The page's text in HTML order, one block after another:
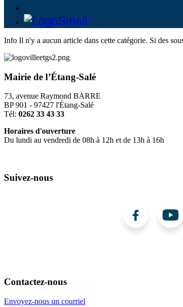
Info Il n'y a aucun article dans cette catégorie. Si des
Mairie de l’Étang-Salé
73, avenue Raymond BARRE
BP 901 - 97427 l'Étang-Salé
Tél: 0262 33 43 33
Horaires d'ouverture
Du lundi au vendredi de 08h à 12h et de 13h à 16h
Suivez-nous
Contactez-nous
Envoyez-nous un courriel